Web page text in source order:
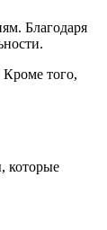
Благодаря
того,
которые